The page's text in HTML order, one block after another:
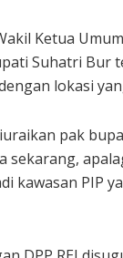
Ketua
Suhatri Bur
lokasi
pak
sekarang,
kawasan PIP